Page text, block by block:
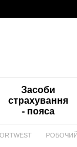
Засоби
страхування
- пояса
РОБОЧИЙ